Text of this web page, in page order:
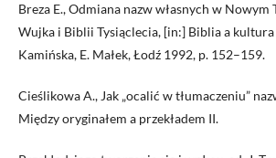
Breza E., Odmiana nazw własnych w Nowym
Wujka i Biblii Tysiąclecia, [in:] Biblia a kultura
Kamińska, E. Małek, Łodź 1992, p. 152–159.
Cieślikowa A., Jak „ocalić w tłumaczeniu”
Między oryginałem a przekładem II.